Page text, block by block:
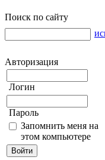
Поиск по сайту
Авторизация
Логин
Пароль
Запомнить меня на
этом компьютере